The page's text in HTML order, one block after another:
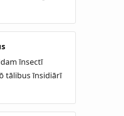
īnsectī
tālibus īnsidiārī